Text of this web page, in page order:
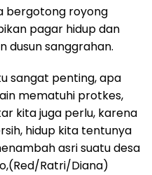
bergotong royong
pagar hidup dan
dusun sanggrahan.
sangat penting, apa
mematuhi protkes,
kita juga perlu, karena
hidup kita tentunya
asri suatu desa
Ratri/Diana)